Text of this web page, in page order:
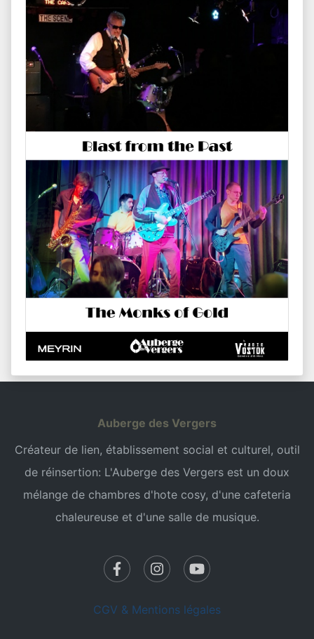
Auberge des Vergers
Créateur de lien, établissement social et culturel, outil
de réinsertion: L'Auberge des Vergers est un doux
mélange de chambres d'hote cosy, d'une cafeteria
chaleureuse et d'une salle de musique.
CGV & Mentions légales